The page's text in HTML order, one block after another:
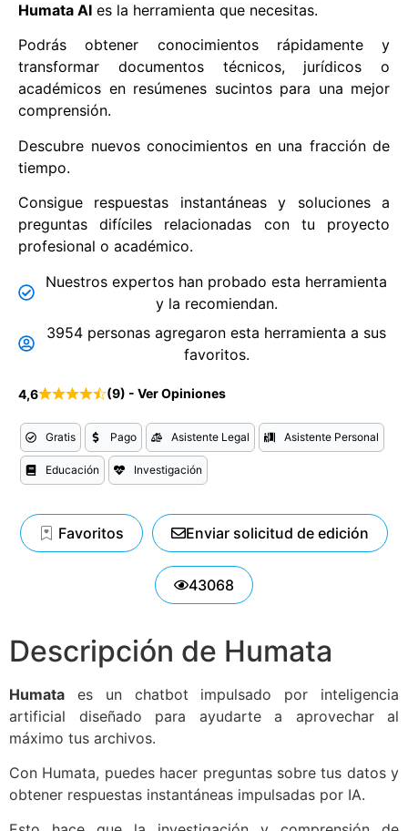
Humata AI es la herramienta que necesitas.
Podrás obtener conocimientos rápidamente y
transformar documentos técnicos, jurídicos o
académicos en resúmenes sucintos para una mejor
comprensión.
Descubre nuevos conocimientos en una fracción de
tiempo.
Consigue respuestas instantáneas y soluciones a
preguntas difíciles relacionadas con tu proyecto
profesional o académico.
Nuestros expertos han probado esta herramienta
y la recomiendan.
3954 personas agregaron esta herramienta a sus
favoritos.
4,6 (9) - Ver Opiniones
Gratis Pago Asistente Legal Asistente Personal
Educación Investigación
Favoritos Enviar solicitud de edición
43068
Descripción de Humata
Humata es un chatbot impulsado por inteligencia
artificial diseñado para ayudarte a aprovechar al
máximo tus archivos.
Con Humata, puedes hacer preguntas sobre tus datos y
obtener respuestas instantáneas impulsadas por IA.